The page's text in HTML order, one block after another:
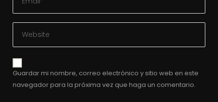
Guardar mi nombre, correo electrónico y sitio web en este
navegador para la próxima vez que haga un comentario.